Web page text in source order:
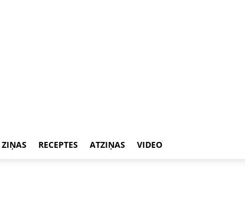
ZIŅAS RECEPTES ATZIŅAS VIDEO